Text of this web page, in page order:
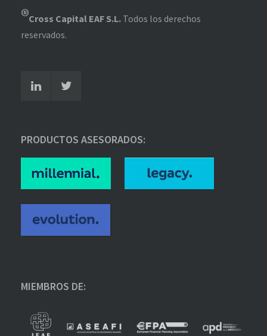
®Cross Capital EAF S.L. Todos los derechos
reservados.
PRODUCTOS ASESORADOS:
MIEMBROS DE: